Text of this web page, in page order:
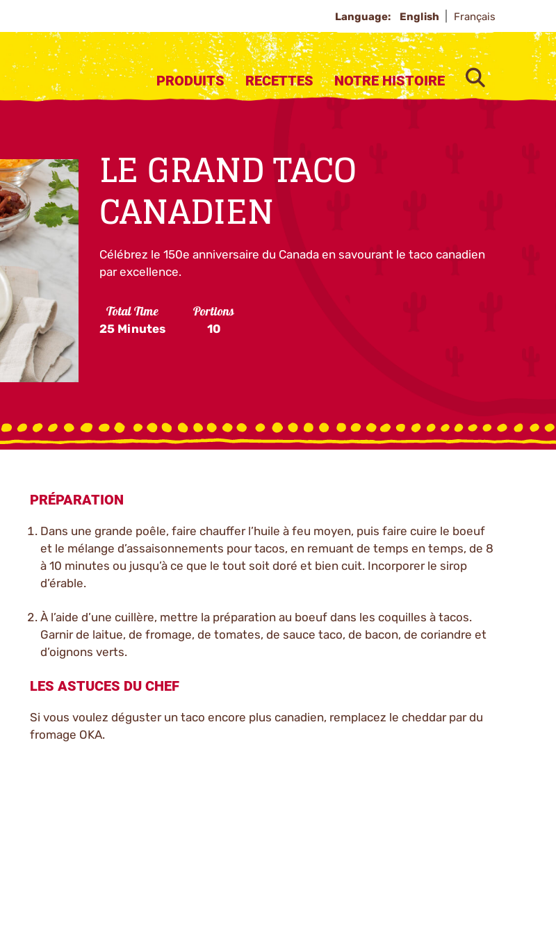
Language: English Français
PRODUITS RECETTES NOTRE HISTOIRE SEARCH
LE GRAND TACO
CANADIEN
Célébrez le 150e anniversaire du Canada en savourant le taco canadien
par excellence.
Total Time
25 Minutes
Portions
10
PRÉPARATION
Dans une grande poêle, faire chauffer l’huile à feu moyen, puis faire cuire le boeuf
et le mélange d’assaisonnements pour tacos, en remuant de temps en temps, de 8
à 10 minutes ou jusqu’à ce que le tout soit doré et bien cuit. Incorporer le sirop
d’érable.
À l’aide d’une cuillère, mettre la préparation au boeuf dans les coquilles à tacos.
Garnir de laitue, de fromage, de tomates, de sauce taco, de bacon, de coriandre et
d’oignons verts.
LES ASTUCES DU CHEF
Si vous voulez déguster un taco encore plus canadien, remplacez le cheddar par du
fromage OKA.